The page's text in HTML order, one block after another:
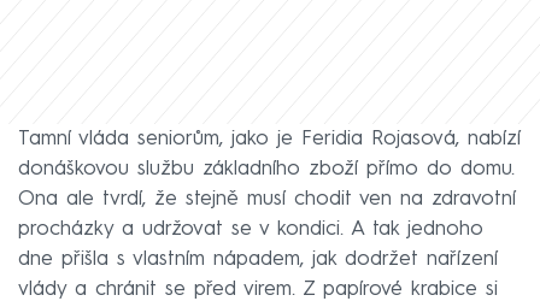
Tamní vláda seniorům, jako je Feridia Rojasová, nabízí
donáškovou službu základního zboží přímo do domu.
Ona ale tvrdí, že stejně musí chodit ven na zdravotní
procházky a udržovat se v kondici. A tak jednoho
dne přišla s vlastním nápadem, jak dodržet nařízení
vlády a chránit se před virem. Z papírové krabice si